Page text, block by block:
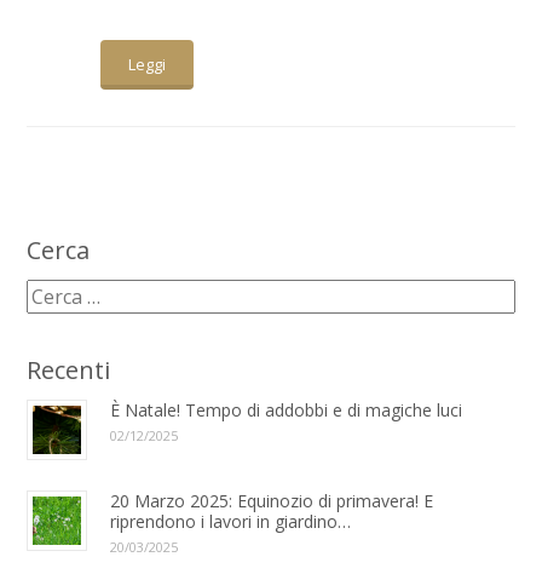
Leggi
Cerca
Recenti
È Natale! Tempo di addobbi e di magiche luci
02/12/2025
20 Marzo 2025: Equinozio di primavera! E
riprendono i lavori in giardino…
20/03/2025